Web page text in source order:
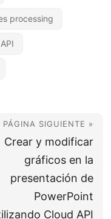
processing
PÁGINA SIGUIENTE »
Crear y modificar
gráficos en la
presentación de
PowerPoint
Cloud API